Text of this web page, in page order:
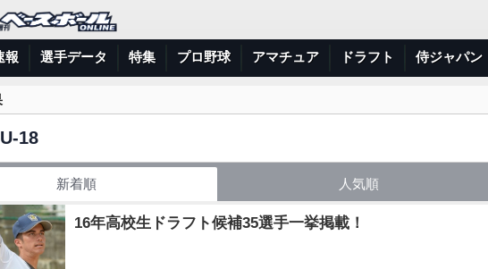
報 選手データ 特集 プロ野球 アマチュア ドラフト 侍ジャパン
18
新着順 人気順
16年高校生ドラフト候補35選手一挙掲載！